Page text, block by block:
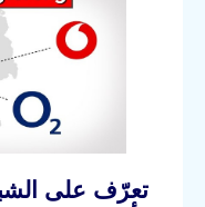
تعرّف على